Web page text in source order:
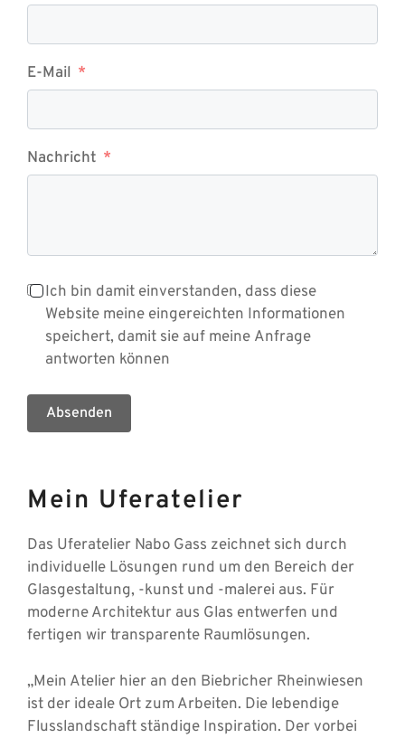
E-Mail
Nachricht
Ich bin damit einverstanden, dass diese
Website meine eingereichten Informationen
speichert, damit sie auf meine Anfrage
antworten können
Absenden
Mein Uferatelier
Das Uferatelier Nabo Gass zeichnet sich durch
individuelle Lösungen rund um den Bereich der
Glasgestaltung, -kunst und -malerei aus. Für
moderne Architektur aus Glas entwerfen und
fertigen wir transparente Raumlösungen.
„Mein Atelier hier an den Biebricher Rheinwiesen
ist der ideale Ort zum Arbeiten. Die lebendige
Flusslandschaft ständige Inspiration. Der vorbei